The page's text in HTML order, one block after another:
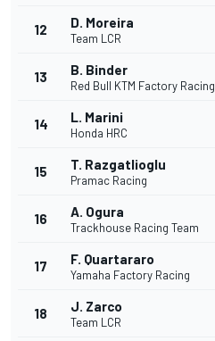
12 D. Moreira
Team LCR
13 B. Binder
Red Bull KTM Factory Racing
14 L. Marini
Honda HRC
15 T. Razgatlioglu
Pramac Racing
16 A. Ogura
Trackhouse Racing Team
17 F. Quartararo
Yamaha Factory Racing
18 J. Zarco
Team LCR